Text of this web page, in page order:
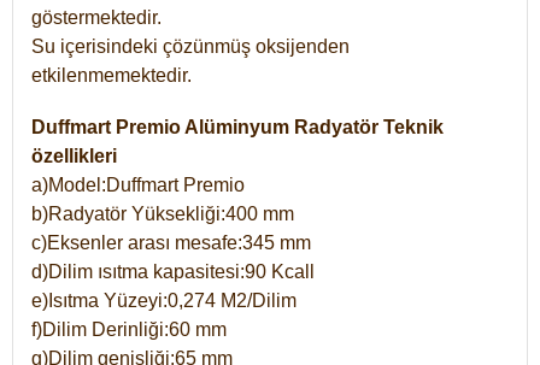
göstermektedir.
Su içerisindeki çözünmüş oksijenden
etkilenmemektedir.
Duffmart Premio Alüminyum Radyatör Teknik
özellikleri
a)Model:Duffmart Premio
b)Radyatör Yüksekliği:400 mm
c)Eksenler arası mesafe:345 mm
d)Dilim ısıtma kapasitesi:90 Kcall
e)Isıtma Yüzeyi:0,274 M2/Dilim
f)Dilim Derinliği:60 mm
g)Dilim genişliği:65 mm